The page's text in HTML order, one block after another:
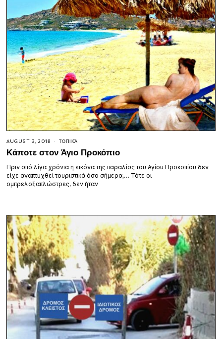
AUGUST 3, 2018 ΤΟΠΙΚΆ
Κάποτε στον Άγιο Προκόπιο
Πριν από λίγα χρόνια η εικόνα της παραλίας του Αγίου Προκοπίου δεν
είχε αναπτυχθεί τουριστικά όσο σήμερα,… Τότε οι
ομπρελοξαπλώστρες, δεν ήταν